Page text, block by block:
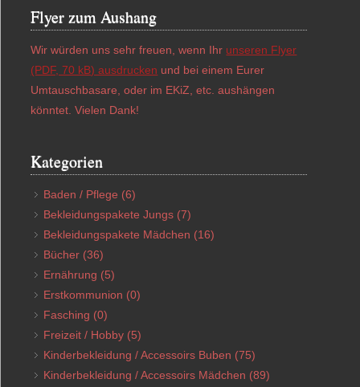
Flyer zum Aushang
Wir würden uns sehr freuen, wenn Ihr unseren Flyer
(PDF, 70 kB) ausdrucken und bei einem Eurer
Umtauschbasare, oder im EKiZ, etc. aushängen
könntet. Vielen Dank!
Kategorien
Baden / Pflege (6)
Bekleidungspakete Jungs (7)
Bekleidungspakete Mädchen (16)
Bücher (36)
Ernährung (5)
Erstkommunion (0)
Fasching (0)
Freizeit / Hobby (5)
Kinderbekleidung / Accessoirs Buben (75)
Kinderbekleidung / Accessoirs Mädchen (89)